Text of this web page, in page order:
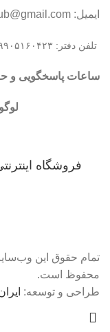
ایمیل: azarfarpub@gmail.com
تلفن دفتر: ۰۹۹۰۵۱۶۰۴۲۳ - ۰۲۱۵۵۳۳۲۸۹۱
ساعات پاسخگویی و
فروشگاه
تمام حقوق این
محفوظ است.
طراحی و توسعه: